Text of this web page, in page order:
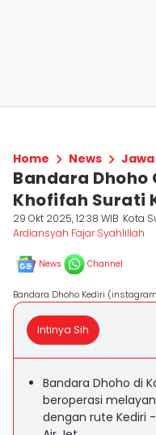
Home News
Bandara Dhoho
Khofifah Surati
29 Okt 2025, 12:38 WIB Kota
Ardiansyah Fajar Syahlillah
News Channel
Bandara Dhoho Kediri
Intinya Sih
Bandara Dhoho di
beroperasi
dengan rute Kediri